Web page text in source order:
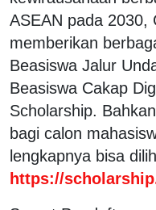
ASEAN pada 2030,
memberikan
Beasiswa Jalur
Beasiswa Cakap
Scholarship.
bagi calon
lengkapnya bisa
https://